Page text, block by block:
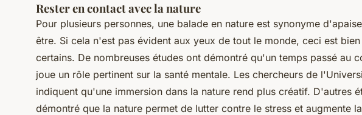
Rester en contact avec la nature
Pour plusieurs personnes, une balade en nature est synonyme
être. Si cela n'est pas évident aux yeux de tout le monde, ceci est
certains. De nombreuses études ont démontré qu'un temps passé au
joue un rôle pertinent sur la santé mentale. Les chercheurs de
indiquent qu'une immersion dans la nature rend plus créatif. D'autres
démontré que la nature permet de lutter contre le stress et augmente